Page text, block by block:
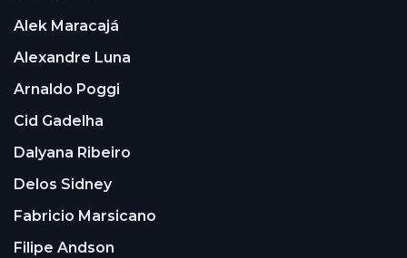
Alek Maracajá
Alexandre Luna
Arnaldo Poggi
Cid Gadelha
Dalyana Ribeiro
Delos Sidney
Fabricio Marsicano
Filipe Andson